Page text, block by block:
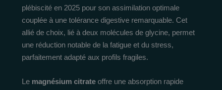
plébiscité en 2025 pour son assimilation optimale
couplée à une tolérance digestive remarquable. Cet
allié de choix, lié à deux molécules de glycine, permet
une réduction notable de la fatigue et du stress,
parfaitement adapté aux profils fragiles.
Le magnésium citrate offre une absorption rapide